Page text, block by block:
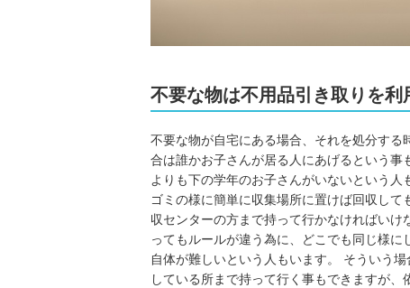
不要な物は不用品引き取りを利
不要な物が自宅にある場合、それを処分す
合は誰かお子さんが居る人にあげるという
よりも下の学年のお子さんがいないという
ゴミの様に簡単に収集場所に置けば回収し
収センターの方まで持って行かなければい
ってもルールが違う為に、どこでも同じ様
自体が難しいという人もいます。 そういう
している所まで持って行く事もできますが